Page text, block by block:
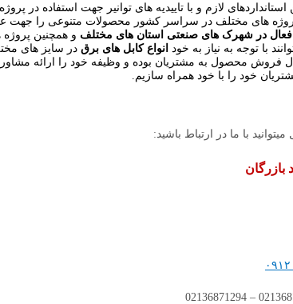
استانداردهای لازم و با تاییدیه های توانیر جهت استفاده
پروژه های مختلف در سراسر کشور محصولات متنوعی را
در شهرک های صنعتی استان های مختلف و همچنین
با توجه به نیاز به خود
انواع کابل های برق در سایز های
فروش محصول به مشتریان بوده و وظیفه خود را ارائه
خود را با خود همراه سازیم.
با ما در ارتباط باشید:
بازرگان